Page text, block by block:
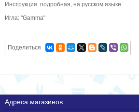
Инструкция: подробная, на русском языке
Игла: "Gamma"
Поделиться
Адреса магазинов